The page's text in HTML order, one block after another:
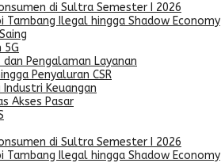
di Sultra Semester I 2026
Tambang Ilegal hingga Shadow Economy
5G
Pengalaman Layanan
Penyaluran CSR
Keuangan
Akses Pasar
di Sultra Semester I 2026
Tambang Ilegal hingga Shadow Economy